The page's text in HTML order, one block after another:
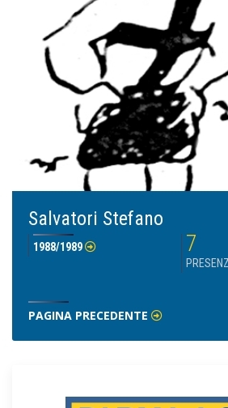
Salvatori Stefano
1988/1989 7
PAGINA PRECEDENTE